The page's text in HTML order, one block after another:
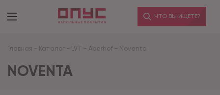
ЧТО ВЫ ИЩЕТЕ?
Главная - Каталог - LVT - Aberhof - Noventa
NOVENTA